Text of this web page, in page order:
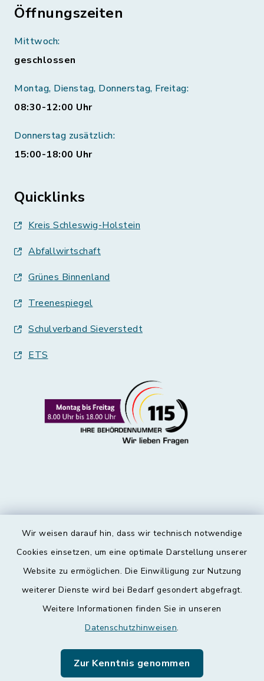
Wir weisen darauf hin, dass wir technisch notwendige
Cookies einsetzen, um eine optimale Darstellung unserer
Website zu ermöglichen. Die Einwilligung zur Nutzung
weiterer Dienste wird bei Bedarf gesondert abgefragt.
Weitere Informationen finden Sie in unseren
Datenschutzhinweisen.
Zur Kenntnis genommen
Öffnungszeiten
Mittwoch:
geschlossen
Montag, Dienstag, Donnerstag, Freitag:
08:30-12:00 Uhr
Donnerstag zusätzlich:
15:00-18:00 Uhr
Quicklinks
Kreis Schleswig-Holstein
Abfallwirtschaft
Grünes Binnenland
Treenespiegel
Schulverband Sieverstedt
ETS
Kontakt
Datenschutz
Leichte Sprache